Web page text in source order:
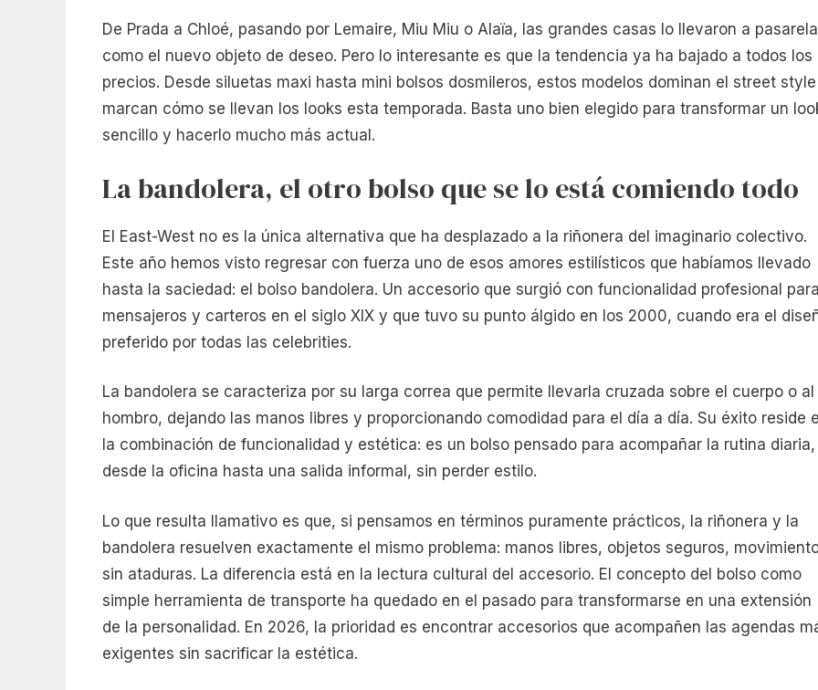
De Prada a Chloé, pasando por Lemaire, Miu Miu o Alaïa, las grandes casas lo llevaron a pasarela
como el nuevo objeto de deseo. Pero lo interesante es que la tendencia ya ha bajado a todos los
precios. Desde siluetas maxi hasta mini bolsos dosmileros, estos modelos dominan el street
marcan cómo se llevan los looks esta temporada. Basta uno bien elegido para transformar un
sencillo y hacerlo mucho más actual.
La bandolera, el otro bolso que se lo está comiendo todo
El East-West no es la única alternativa que ha desplazado a la riñonera del imaginario colectivo.
Este año hemos visto regresar con fuerza uno de esos amores estilísticos que habíamos llevado
hasta la saciedad: el bolso bandolera. Un accesorio que surgió con funcionalidad profesional para
mensajeros y carteros en el siglo XIX y que tuvo su punto álgido en los 2000, cuando era el
preferido por todas las celebrities.
La bandolera se caracteriza por su larga correa que permite llevarla cruzada sobre el cuerpo o al
hombro, dejando las manos libres y proporcionando comodidad para el día a día. Su éxito reside
la combinación de funcionalidad y estética: es un bolso pensado para acompañar la rutina diaria,
desde la oficina hasta una salida informal, sin perder estilo.
Lo que resulta llamativo es que, si pensamos en términos puramente prácticos, la riñonera y la
bandolera resuelven exactamente el mismo problema: manos libres, objetos seguros,
sin ataduras. La diferencia está en la lectura cultural del accesorio. El concepto del bolso como
simple herramienta de transporte ha quedado en el pasado para transformarse en una extensión
de la personalidad. En 2026, la prioridad es encontrar accesorios que acompañen las agendas
exigentes sin sacrificar la estética.